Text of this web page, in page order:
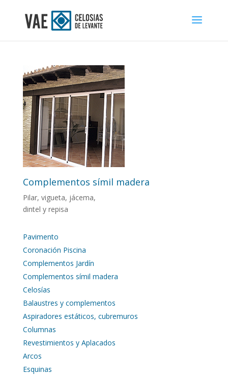
Complementos símil madera
Pilar, vigueta, jácema,
dintel y repisa
Pavimento
Coronación Piscina
Complementos Jardín
Complementos símil madera
Celosías
Balaustres y complementos
Aspiradores estáticos, cubremuros
Columnas
Revestimientos y Aplacados
Arcos
Esquinas